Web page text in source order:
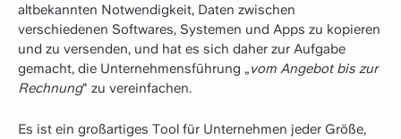
altbekannten Notwendigkeit, Daten zwischen
verschiedenen Softwares, Systemen und Apps zu kopieren
und zu versenden, und hat es sich daher zur Aufgabe
gemacht, die Unternehmensführung „vom Angebot bis zur
Rechnung" zu vereinfachen.
Es ist ein großartiges Tool für Unternehmen jeder Größe,